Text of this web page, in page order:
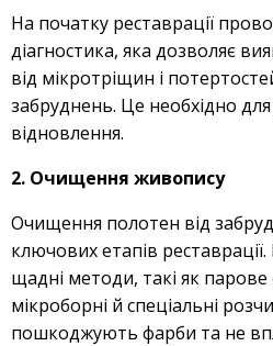
На початку реставрації
діагностика, яка дозволяє
від мікротріщин і
забруднень. Це необхідно
відновлення.
2. Очищення живопису
Очищення полотен від
ключових етапів
щадні методи, такі як
мікроборні й спеціальні
пошкоджують фарби та не